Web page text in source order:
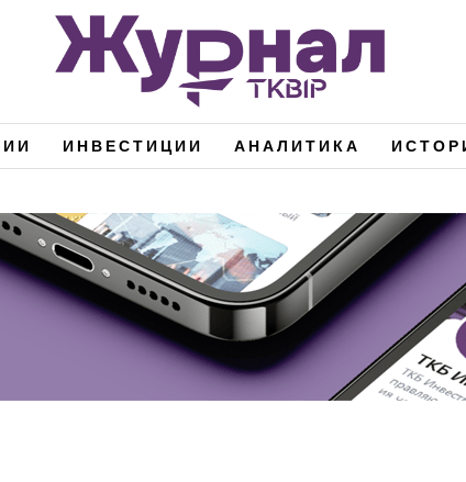
ИНВЕСТИЦИИ АНАЛИТИКА